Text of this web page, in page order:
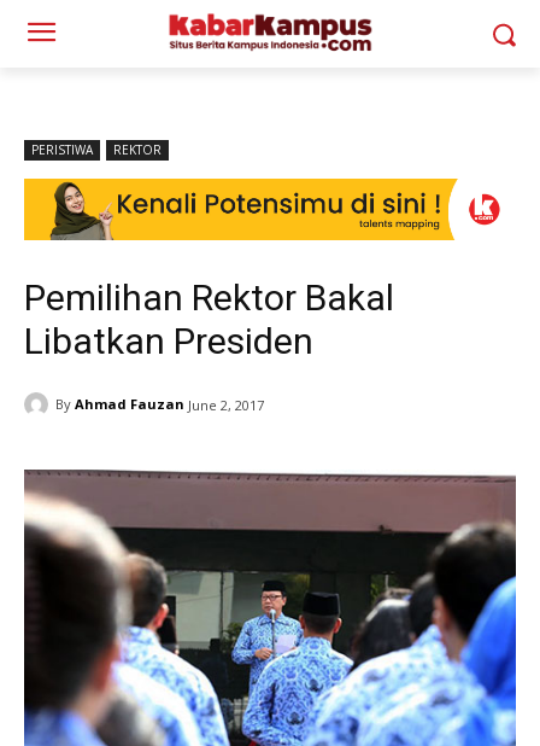
PERISTIWA REKTOR
Pemilihan Rektor Bakal
Libatkan Presiden
By Ahmad Fauzan June 2, 2017